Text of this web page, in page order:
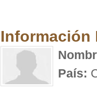
Información
País: